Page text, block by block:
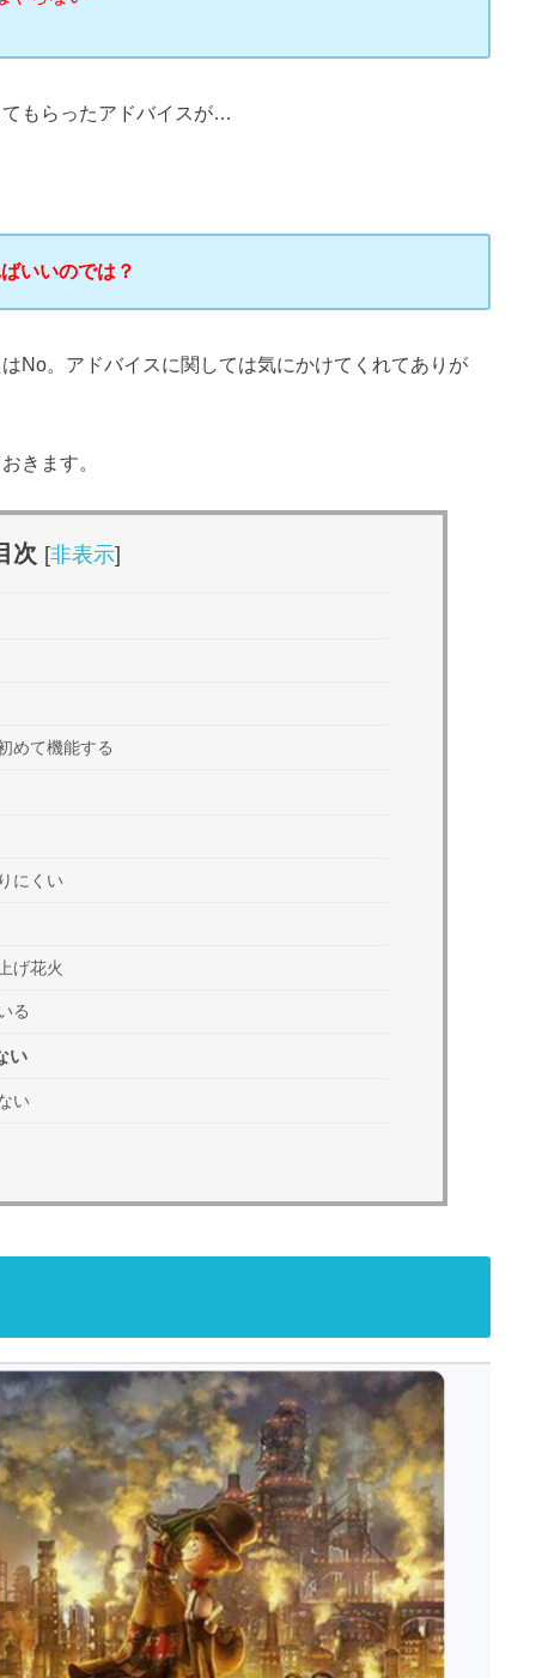
もらったアドバイスが…
いいのでは？
No。アドバイスに関しては気にかけてくれてありが
きます。
次 [非表示]
めて機能する
にくい
げ花火
る
い
い